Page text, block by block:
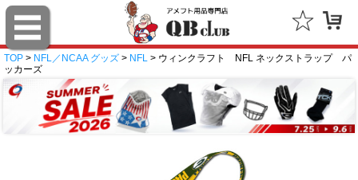
TOP > NFL／NCAA グッズ > NFL > ウィンクラフト NFL ネックストラップ パ
ッカーズ